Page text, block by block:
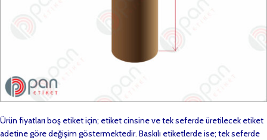
Ürün fiyatları boş etiket için; etiket cinsine ve tek seferde üretilecek etiket
adetine göre değişim göstermektedir. Baskılı etiketlerde ise; tek seferde